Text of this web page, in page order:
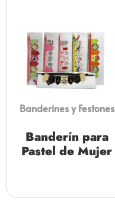
Banderines y Festones
Banderín para
Pastel de Mujer